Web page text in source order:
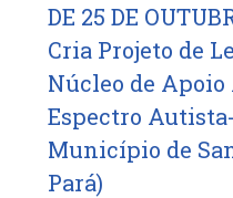
DE 25 DE
Cria Projeto de
Núcleo de
Espectro
Município de
Pará)